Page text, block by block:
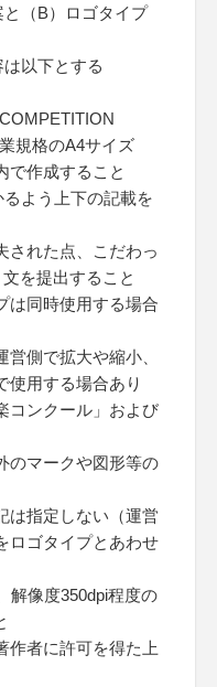
（B）ロゴタイプ
以下とする
規格のA4サイズ
で作成すること
よう上下の記載を
された点、こだわっ
を提出すること
は同時使用する場合
側で拡大や縮小、
使用する場合あり
コンクール」および
のマークや図形等の
は指定しない（運営
ロゴタイプとあわせ
解像度350dpi程度の
作者に許可を得た上